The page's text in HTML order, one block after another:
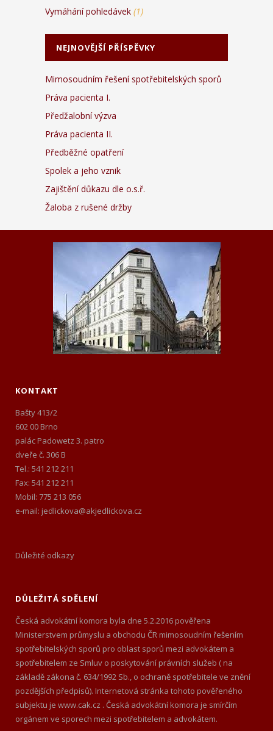
Vymáhání pohledávek (1)
NEJNOVĚJŠÍ PŘÍSPĚVKY
Mimosoudním řešení spotřebitelských sporů
Práva pacienta I.
Předžalobní výzva
Práva pacienta II.
Předběžné opatření
Spolek a jeho vznik
Zajištění důkazu dle o.s.ř.
Žaloba z rušené držby
KONTAKT
Bašty 413/2
602 00 Brno
palác Padowetz 3. patro
dveře č. 306 B
Tel.: 541 212 211
Fax: 541 212 211
Mobil: 775 213 056
e-mail: jedlickova@akjedlickova.cz
Důležité odkazy
DŮLEŽITÁ SDĚLENÍ
Česká advokátní komora byla dne 5.2.2016 pověřena
Ministerstvem průmyslu a obchodu ČR mimosoudním řešením
spotřebitelských sporů pro oblast sporů mezi advokátem a
spotřebitelem ze Smluv o poskytování právních služeb ( na
základě zákona č. 634/1992 Sb., o ochraně spotřebitele ve znění
pozdějších předpisů). Internetová stránka tohoto pověřeného
subjektu je www.cak.cz . Česká advokátní komora je smírčím
orgánem ve sporech mezi spotřebitelem a advokátem.